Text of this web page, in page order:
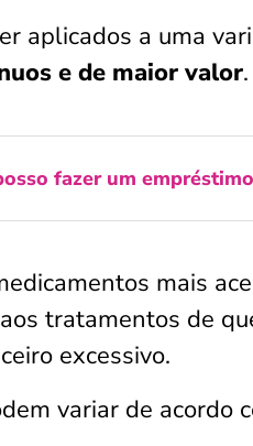
aplicados a uma
e de maior valor.
fazer um
mais
tratamentos de
excessivo.
variar de acordo